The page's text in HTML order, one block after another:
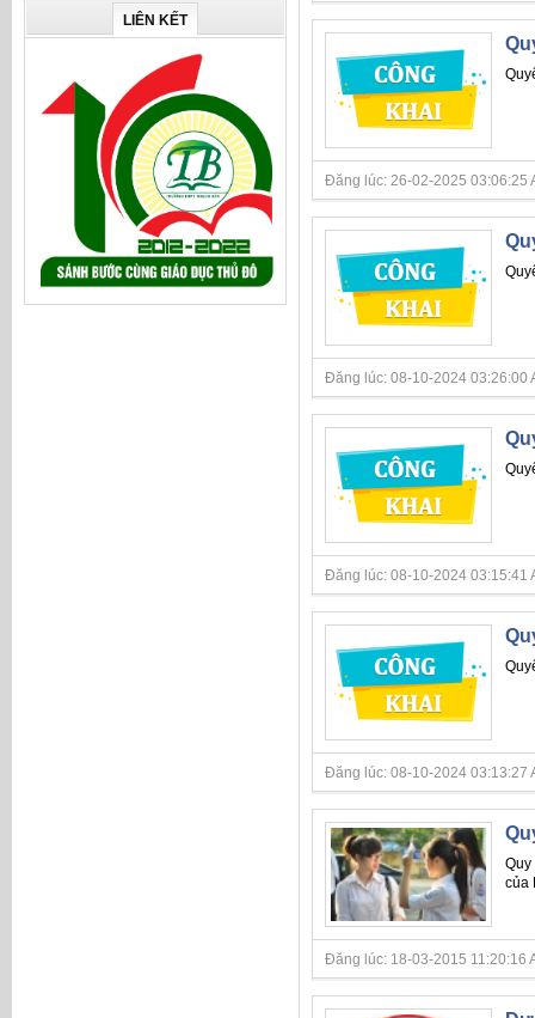
LIÊN KẾT
Đăng lúc: 26-02-2025 03:06:25
Đăng lúc: 08-10-2024 03:26:00
Đăng lúc: 08-10-2024 03:15:41
Đăng lúc: 08-10-2024 03:13:27
Quy
của
Đăng lúc: 18-03-2015 11:20:16